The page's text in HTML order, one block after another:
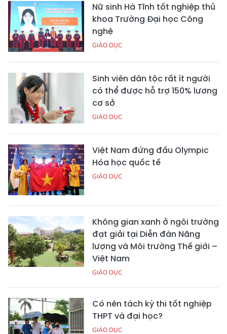
Nữ sinh Hà Tĩnh tốt nghiệp thủ
khoa Trường Đại học Công
nghệ
GIÁO DỤC
Sinh viên dân tộc rất ít người
có thể được hỗ trợ 150% lương
cơ sở
GIÁO DỤC
Việt Nam đứng đầu Olympic
Hóa học quốc tế
GIÁO DỤC
Không gian xanh ở ngôi trường
đạt giải tại Diễn đàn Năng
lượng và Môi trường Thế giới –
Việt Nam
GIÁO DỤC
Có nên tách kỳ thi tốt nghiệp
THPT và đại học?
GIÁO DỤC